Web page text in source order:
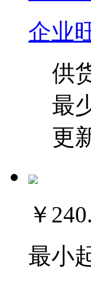
企业
供
最
更
￥
最小